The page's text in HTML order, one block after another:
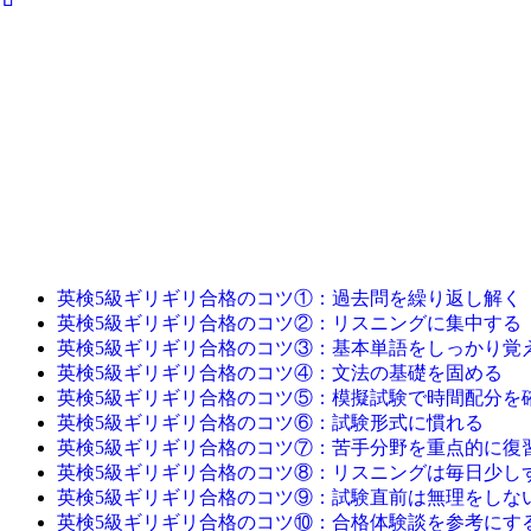
英検5級ギリギリ合格のコツ①：過去問を繰り返し解く
英検5級ギリギリ合格のコツ②：リスニングに集中する
英検5級ギリギリ合格のコツ③：基本単語をしっかり覚
英検5級ギリギリ合格のコツ④：文法の基礎を固める
英検5級ギリギリ合格のコツ⑤：模擬試験で時間配分を
英検5級ギリギリ合格のコツ⑥：試験形式に慣れる
英検5級ギリギリ合格のコツ⑦：苦手分野を重点的に復
英検5級ギリギリ合格のコツ⑧：リスニングは毎日少し
英検5級ギリギリ合格のコツ⑨：試験直前は無理をしな
英検5級ギリギリ合格のコツ⑩：合格体験談を参考にす